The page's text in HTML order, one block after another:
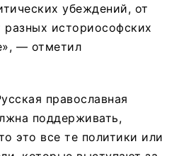
убеждений, от
разных историософских
— отметил
православная
поддерживать,
это все те политики или